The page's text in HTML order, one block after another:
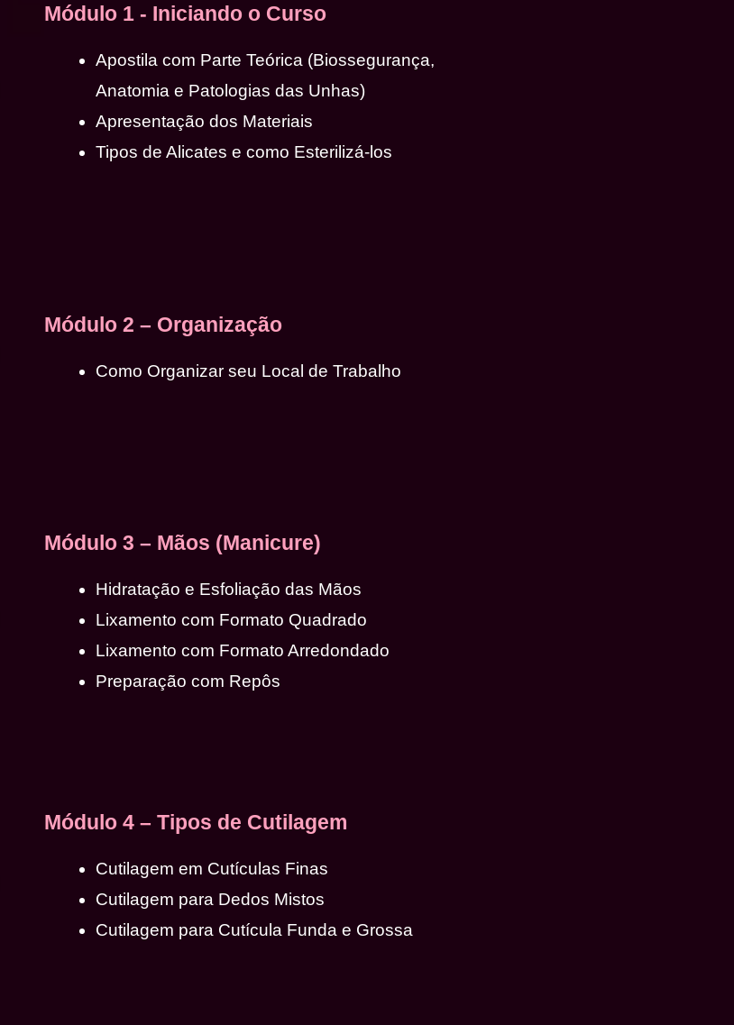
Módulo 1 - Iniciando o Curso
Apostila com Parte Teórica (Biossegurança,
Anatomia e Patologias das Unhas)
Apresentação dos Materiais
Tipos de Alicates e como Esterilizá-los
Módulo 2 – Organização
Como Organizar seu Local de Trabalho
Módulo 3 – Mãos (Manicure)
Hidratação e Esfoliação das Mãos
Lixamento com Formato Quadrado
Lixamento com Formato Arredondado
Preparação com Repôs
Módulo 4 – Tipos de Cutilagem
Cutilagem em Cutículas Finas
Cutilagem para Dedos Mistos
Cutilagem para Cutícula Funda e Grossa